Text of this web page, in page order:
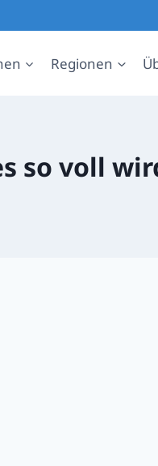
Regionen
so voll